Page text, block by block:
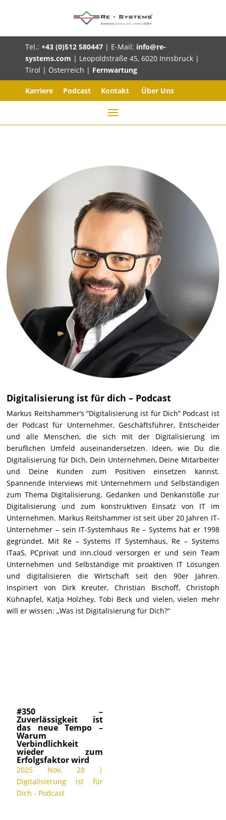
Tel.: +43 (0)512 580447 | E-Mail: info@re-
systems.com | Leopoldstraße 45, 6020 Innsbruck |
Tirol | Österreich | Fernwartung
Karriere Podcast Kontakt Über Uns
Digitalisierung ist für dich – Podcast
Markus Reitshammer’s “Digitalisierung ist für Dich” Podcast ist
der Podcast für Unternehmer, Geschäftsführer, Entscheider
und alle Menschen, die sich mit der Digitalisierung im
beruflichen Umfeld auseinandersetzen. Ideen, wie Du die
Digitalisierung für Dich, Dein Unternehmen, Deine Mitarbeiter
und Deine Kunden zum Positiven einsetzen kannst.
Spannende Interviews mit Unternehmern und Selbständigen
zum Thema Digitalisierung. Gedanken und Denkanstöße zur
Digitalisierung und zum konstruktiven Einsatz von IT im
Unternehmen. Markus Reitshammer ist seit über 20 Jahren IT-
Unternehmer – sein IT-Systemhaus Re – Systems hat er 1998
gegründet. Mit Re – Systems IT Systemhaus, Re – Systems
ITaaS, PCprivat und inn.cloud versorgen er und sein Team
Unternehmen und Selbständige mit proaktiven IT Lösungen
und digitalisieren die Wirtschaft seit den 90er Jahren.
Inspiriert von Dirk Kreuter, Christian Bischoff, Christoph
Kühnapfel, Katja Holzhey, Tobi Beck und vielen, vielen mehr
will er wissen: „Was ist Digitalisierung für Dich?“
#350 –
Zuverlässigkeit ist
das neue Tempo –
Warum
Verbindlichkeit
wieder zum
Erfolgsfaktor wird
2025 Nov. 28|
Digitalisierung ist für
Dich - Podcast